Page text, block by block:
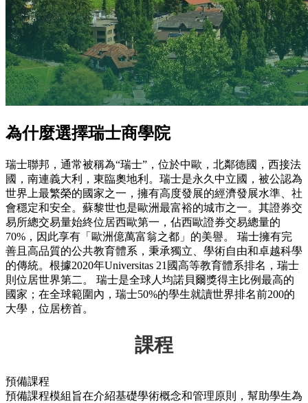
為什麼選擇瑞士商學院
瑞士聯邦，通常被稱為“瑞士”，位於中歐，北鄰德國，西接法
國，南連義大利，東臨奧地利。瑞士是永久中立國，被公認為
世界上最繁榮的國家之一，擁有高度發展的經濟發展水準、社
會穩定和安全。蘇黎世也是歐洲最富裕的城市之一。其證券交
易所總交易量始終位居西歐第一，佔西歐證券交易總量的
70%，因此享有「歐洲億萬富翁之都」的美譽。 瑞士擁有完
善且高品質的公共教育體系，秉承獨立、學術自由和卓越科學
的傳統。根據2020年Universitas 21國高等教育體系排名，瑞士
則位居世界第二。 瑞士是全球人均諾貝爾獎得主比例最高的
國家；在全球範圍內，瑞士50%的學生就讀世界排名前200的
大學，位居榜首。
課程
預備課程
預備課程模組旨在介紹基礎學術概念和管理原則，幫助學生為